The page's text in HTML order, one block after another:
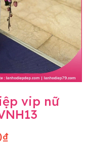
vip nữ